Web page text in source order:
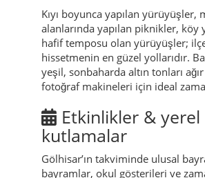
Kıyı boyunca yapılan yürüyüşler,
alanlarında yapılan piknikler, köy
hafif temposu olan yürüyüşler; ilçe
hissetmenin en güzel yollarıdır.
yeşil, sonbaharda altın tonları
fotoğraf makineleri için ideal
Etkinlikler & yerel
kutlamalar
Gölhisar’ın takviminde ulusal
bayramlar, okul gösterileri ve